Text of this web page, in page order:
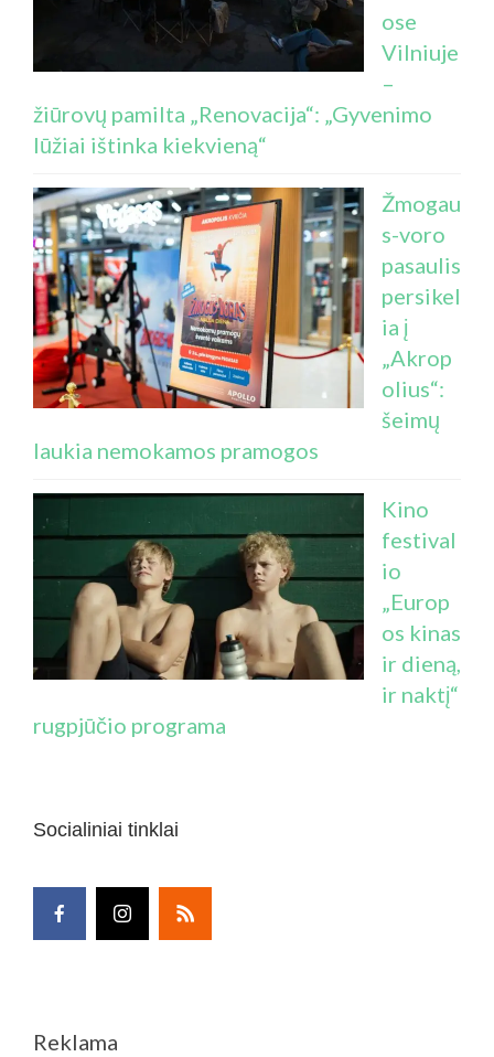
ose
Vilniuje
–
žiūrovų pamilta „Renovacija“: „Gyvenimo
lūžiai ištinka kiekvieną“
Žmogau
s-voro
pasaulis
persikel
ia į
„Akrop
olius“:
šeimų
laukia nemokamos pramogos
Kino
festival
io
„Europ
os kinas
ir dieną,
ir naktį“
rugpjūčio programa
Socialiniai tinklai
Reklama